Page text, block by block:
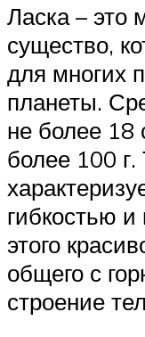
Ласка – это
существо,
для многих
планеты.
не более 18
более 100 г.
гибкостью
этого
общего с
строение